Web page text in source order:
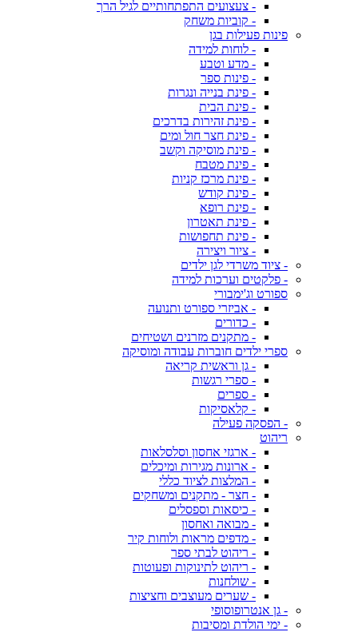
- צעצועים התפתחותיים לגיל הרך
- קוביות משחק
פינות פעילות בגן
- לוחות למידה
- מדע וטבע
- פינות ספר
- פינת בנייה ונגרות
- פינת הבית
- פינת זהירות בדרכים
- פינת חצר חול ומים
- פינת מוסיקה וקשב
- פינת מטבח
- פינת מרכז קניות
- פינת קודש
- פינת רופא
- פינת תאטרון
- פינת תחפושות
- ציור ויצירה
- ציוד משרדי לגן ילדים
- פלקטים וערכות למידה
ספורט וג'ימבורי
- אביזרי ספורט ותנועה
- כדורים
- מתקנים מזרנים ושטיחים
ספרי ילדים חוברות עבודה ומוסיקה
- גן וראשית קריאה
- ספרי רגשות
- ספרים
- קלאסיקות
- הפסקה פעילה
ריהוט
- ארגזי אחסון וסלסלאות
- ארונות מגירות ומיכלים
- המלצות לציוד כללי
- חצר - מתקנים ומשחקים
- כיסאות וספסלים
- מבואה ואחסון
- מדפים מראות ולוחות קיר
- ריהוט לבתי ספר
- ריהוט לתינוקות ופעוטות
- שולחנות
- שערים מעוצבים וחציצות
- גן אנטרופוסופי
- ימי הולדת ומסיבות